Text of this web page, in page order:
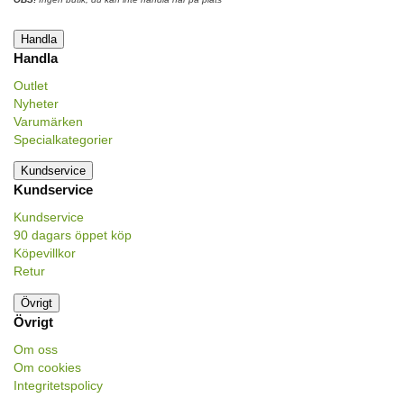
Handla
Handla
Outlet
Nyheter
Varumärken
Specialkategorier
Kundservice
Kundservice
Kundservice
90 dagars öppet köp
Köpevillkor
Retur
Övrigt
Övrigt
Om oss
Om cookies
Integritetspolicy